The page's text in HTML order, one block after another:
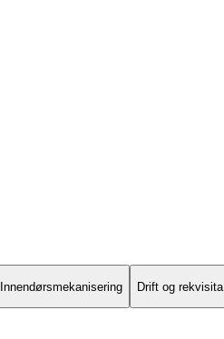
Innendørsmekanisering Drift og rekvisita